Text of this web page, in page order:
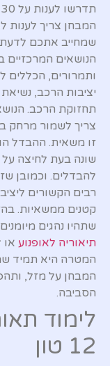
שמחייב אתכם לדעת
הנושאים המרכזיים
ותמרורים,
יציבות הרכב,
תחזוקת הרכב.
צריך לשמור מרחק
זו משאית. ההבדל
שונה בעת לחיצה על
להבדלים. וכמובן
רבים הקשורים
קטנים ממשאיות.
שתהיו נהגים
תיאוריה לאופנוע
המטרה היא תמיד
המבחן על מזל,
הסביבה.
לימוד
12 טון